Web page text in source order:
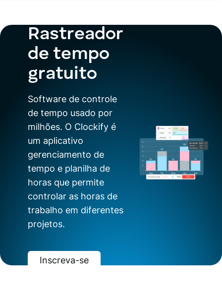
Rastreador
de tempo
gratuito
Software de controle
de tempo usado por
milhões. O Clockify é
um aplicativo
gerenciamento de
tempo e planilha de
horas que permite
controlar as horas de
trabalho em diferentes
projetos.
Inscreva-se